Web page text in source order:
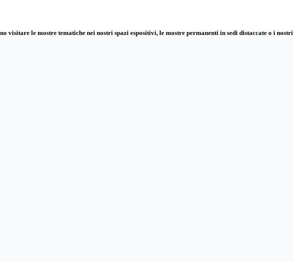
le mostre tematiche nei nostri spazi espositivi, le mostre permanenti in sedi distaccate o i